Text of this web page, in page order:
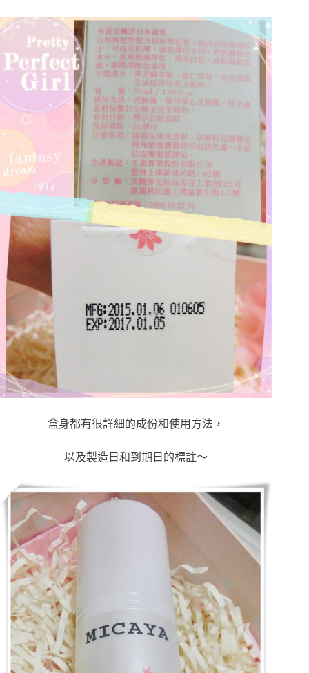
盒身都有很詳細的成份和使用方法，
以及製造日和到期日的標註～